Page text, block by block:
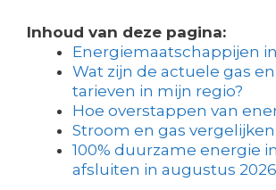
Inhoud van deze pagina:
Energiemaatschappijen
Wat zijn de actuele gas
tarieven in mijn regio?
Hoe overstappen van
Stroom en gas vergelijken
100% duurzame energie
afsluiten in augustus 2026